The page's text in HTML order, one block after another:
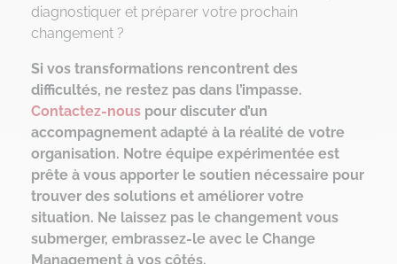
diagnostiquer et préparer votre prochain
changement ?
Si vos transformations rencontrent des
difficultés, ne restez pas dans l’impasse.
Contactez-nous pour discuter d’un
accompagnement adapté à la réalité de votre
organisation. Notre équipe expérimentée est
prête à vous apporter le soutien nécessaire pour
trouver des solutions et améliorer votre
situation. Ne laissez pas le changement vous
submerger, embrassez-le avec le Change
Management à vos côtés.